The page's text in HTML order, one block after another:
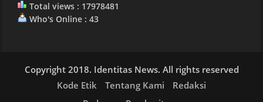
Total views : 17978481
Who's Online : 43
Copyright 2018. Identitas News. All rights reserved
Kode Etik
Tentang Kami
Redaksi